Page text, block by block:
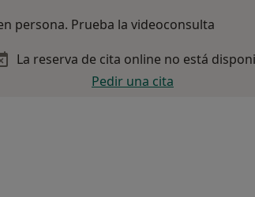
persona. Prueba la videoconsulta
La reserva de cita online no está
Pedir una cita